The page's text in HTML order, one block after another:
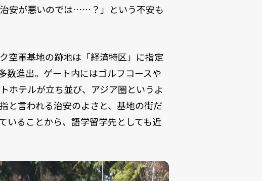
安が悪いのでは……？」という不安も
空軍基地の跡地は「経済特区」に指定
数進出。ゲート内にはゴルフコースや
ホテルが立ち並び、アジア圏というよ
と言われる治安のよさと、基地の街だ
いることから、語学留学先としても近